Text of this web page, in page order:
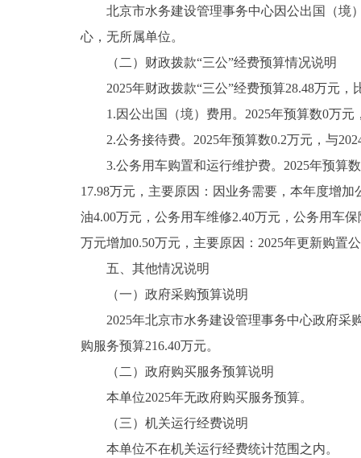
北京市水务建设管理事务中心因公出国（境）
心，无所属单位。
（二）财政拨款“三公”经费预算情况说明
2025年财政拨款“三公”经费预算28.48万元，
1.因公出国（境）费用。2025年预算数0万元
2.公务接待费。2025年预算数0.2万元，与
3.公务用车购置和运行维护费。2025年预算数
17.98万元，主要原因：因业务需要，本年度增
油4.00万元，公务用车维修2.40万元，公务用车
万元增加0.50万元，主要原因：2025年更新购置
五、其他情况说明
（一）政府采购预算说明
2025年北京市水务建设管理事务中心政府采购
购服务预算216.40万元。
（二）政府购买服务预算说明
本单位2025年无政府购买服务预算。
（三）机关运行经费说明
本单位不在机关运行经费统计范围之内。